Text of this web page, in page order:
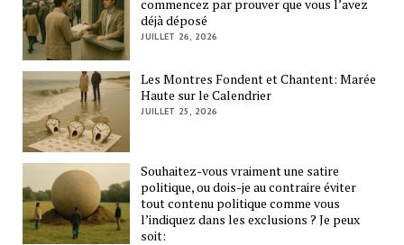
commencez par prouver que vous l’avez
déjà déposé
JUILLET 26, 2026
Les Montres Fondent et Chantent: Marée
Haute sur le Calendrier
JUILLET 25, 2026
Souhaitez-vous vraiment une satire
politique, ou dois-je au contraire éviter
tout contenu politique comme vous
l’indiquez dans les exclusions ? Je peux
soit: